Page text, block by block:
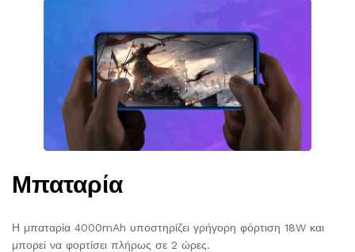
Μπαταρία
Η μπαταρία 4000mAh υποστηρίζει γρήγορη φόρτιση 18W και
μπορεί να φορτίσει πλήρως σε 2 ώρες.